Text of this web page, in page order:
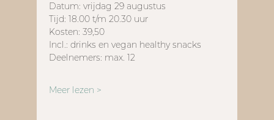
Datum: vrijdag 29 augustus
Tijd: 18.00 t/m 20.30 uur
Kosten: 39,50
Incl.: drinks en vegan healthy snacks
Deelnemers: max. 12
Meer lezen >